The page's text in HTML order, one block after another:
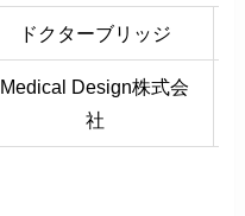
ドクターブリッジ
Medical Design株式会
社